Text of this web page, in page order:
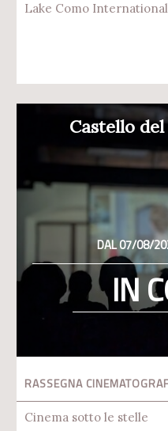
Lake Como
Castello
DAL 07/08/
IN
RASSEGNA
Cinema sotto le stelle